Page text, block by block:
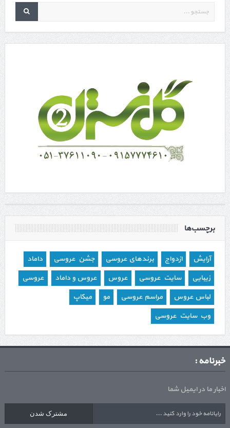
برچسب‌ها
آرایش ازدواج برندهای عروسی جشن عروسی
داماد
زیبایی
سایت عروسی عروس عروس و داماد
عروسی
لباس عروس
مراسم عروسی مو
میکاپ
وب سایت عروسی
خبرنامه :
اخبار ما در ایمیل شما
مشترک شدن